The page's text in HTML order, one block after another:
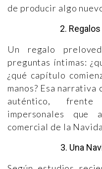
de producir algo
2.
Un regalo
preguntas íntimas:
¿qué capítulo
manos? Esa
auténtico,
impersonales
comercial de la
3. Una